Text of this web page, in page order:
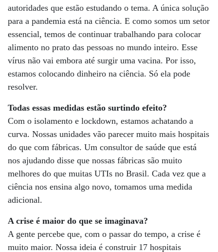
autoridades que estão estudando o tema. A única solução
para a pandemia está na ciência. E como somos um setor
essencial, temos de continuar trabalhando para colocar
alimento no prato das pessoas no mundo inteiro. Esse
vírus não vai embora até surgir uma vacina. Por isso,
estamos colocando dinheiro na ciência. Só ela pode
resolver.
Todas essas medidas estão surtindo efeito?
Com o isolamento e lockdown, estamos achatando a
curva. Nossas unidades vão parecer muito mais hospitais
do que com fábricas. Um consultor de saúde que está
nos ajudando disse que nossas fábricas são muito
melhores do que muitas UTIs no Brasil. Cada vez que a
ciência nos ensina algo novo, tomamos uma medida
adicional.
A crise é maior do que se imaginava?
A gente percebe que, com o passar do tempo, a crise é
muito maior. Nossa ideia é construir 17 hospitais